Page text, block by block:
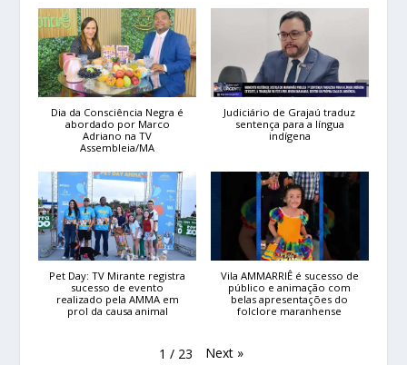
Dia da Consciência Negra é
abordado por Marco
Adriano na TV
Assembleia/MA
Judiciário de Grajaú traduz
sentença para a língua
indígena
Pet Day: TV Mirante registra
sucesso de evento
realizado pela AMMA em
prol da causa animal
Vila AMMARRIÊ é sucesso de
público e animação com
belas apresentações do
folclore maranhense
1 / 23 Next »